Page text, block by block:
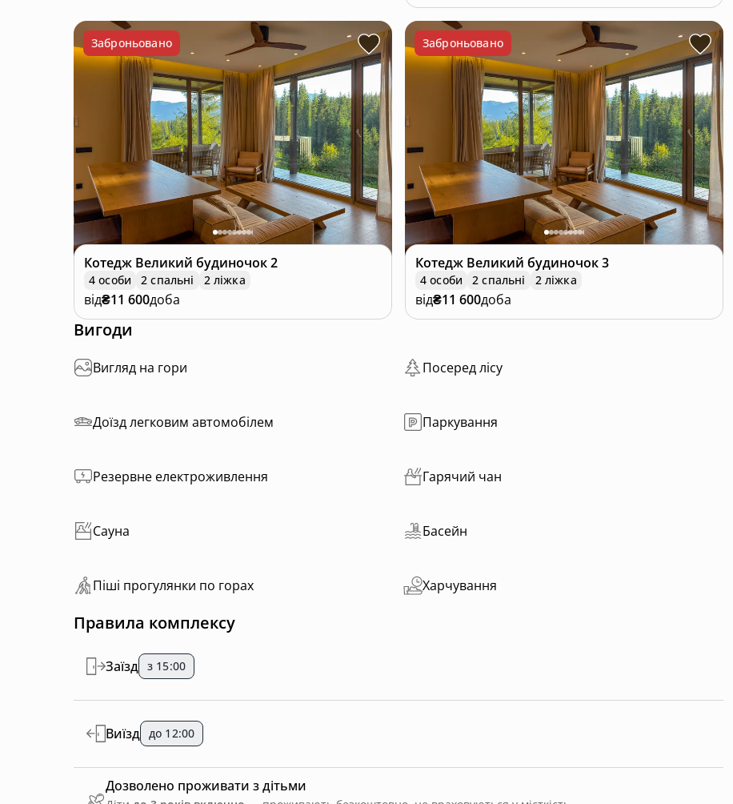
Заброньовано
Котедж Великий будиночок 2
4 особи 2 спальні 2 ліжка
від₴11 600доба
Заброньовано
Котедж Великий будиночок 3
4 особи 2 спальні 2 ліжка
від₴11 600доба
Вигоди
Вигляд на гори Посеред лісу
Доїзд легковим автомобілем Паркування
Резервне електроживлення Гарячий чан
Сауна Басейн
Пiшi прoгулянки пo горах Харчування
Правила комплексу
Заїзд з 15:00
Виїзд до 12:00
Дозволено проживати з дітьми